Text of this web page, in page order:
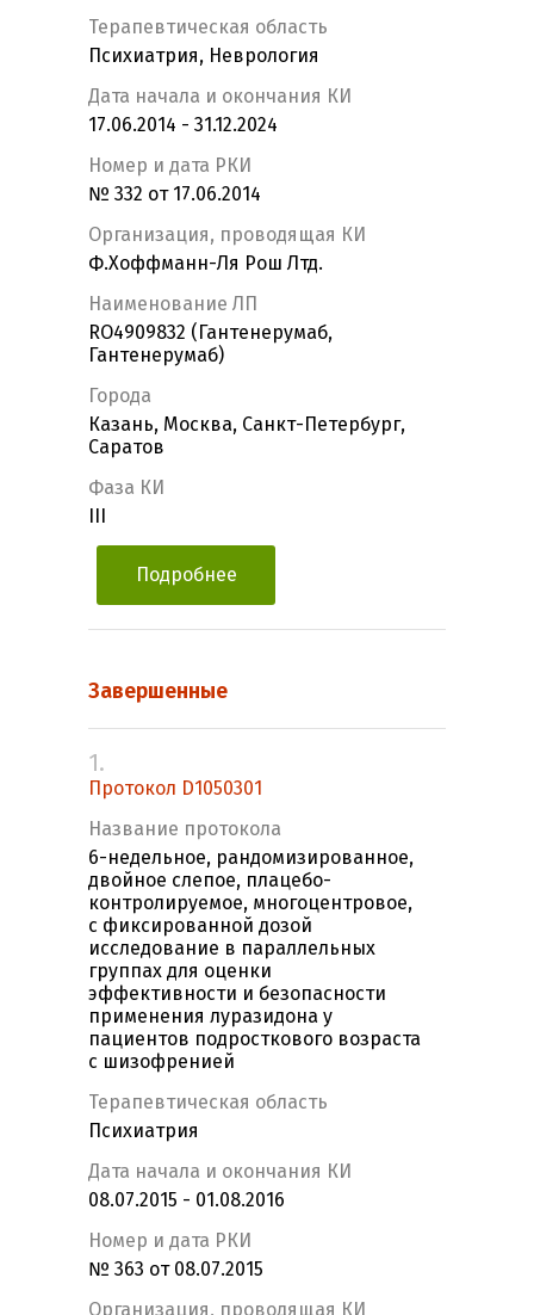
Терапевтическая область
Психиатрия, Неврология
Дата начала и окончания КИ
17.06.2014 - 31.12.2024
Номер и дата РКИ
№ 332 от 17.06.2014
Организация, проводящая КИ
Ф.Хоффманн-Ля Рош Лтд.
Наименование ЛП
RO4909832 (Гантенерумаб,
Гантенерумаб)
Города
Казань, Москва, Санкт-Петербург,
Саратов
Фаза КИ
Подробнее
Завершенные
1.
Протокол D1050301
Название протокола
6-недельное, рандомизированное,
двойное слепое, плацебо-
контролируемое, многоцентровое,
с фиксированной дозой
исследование в параллельных
группах для оценки
эффективности и безопасности
применения луразидона у
пациентов подросткового возраста
с шизофренией
Терапевтическая область
Психиатрия
Дата начала и окончания КИ
08.07.2015 - 01.08.2016
Номер и дата РКИ
№ 363 от 08.07.2015
Организация, проводящая КИ